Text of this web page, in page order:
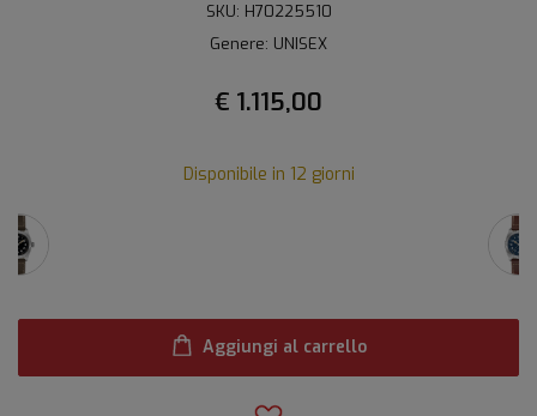
SKU: H70225510
Genere: UNISEX
€ 1.115,00
Disponibile in 12 giorni
Aggiungi al carrello